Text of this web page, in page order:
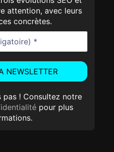
attention, avec leurs
concrètes.
pas ! Consultez notre
pour plus